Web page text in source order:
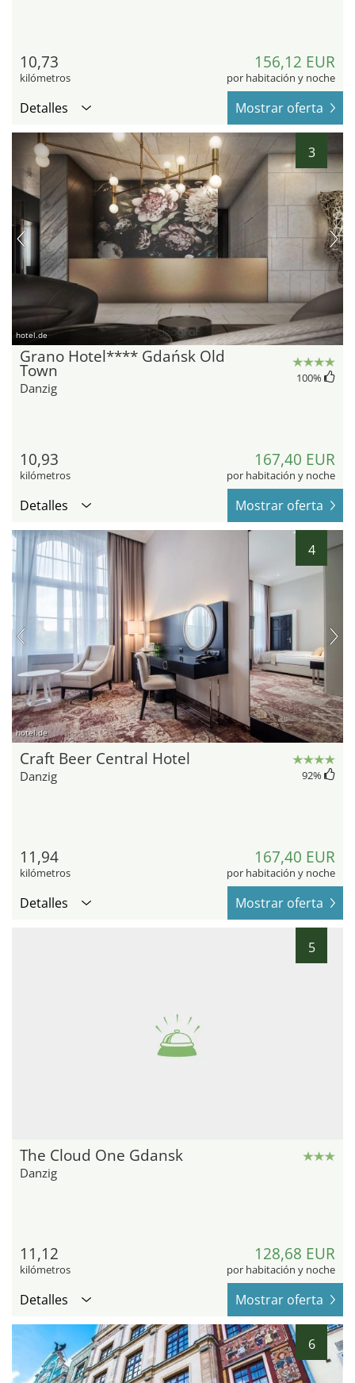
10,73
kilómetros
156,12 EUR
por habitación y noche
Detalles Mostrar oferta
3
hotel.de
Grano Hotel**** Gdańsk Old
Town
Danzig
100%
10,93
kilómetros
167,40 EUR
por habitación y noche
Detalles Mostrar oferta
4
hotel.de
Craft Beer Central Hotel
Danzig 92%
11,94
kilómetros
167,40 EUR
por habitación y noche
Detalles Mostrar oferta
5
The Cloud One Gdansk
Danzig
11,12
kilómetros
128,68 EUR
por habitación y noche
Detalles Mostrar oferta
6